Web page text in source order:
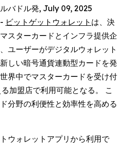
バドル発, July 09, 2025
ビットゲットウォレット は、決
スターカードとインフラ提供企
ユーザーがデジタルウォレット
しい暗号通貨連動型カードを発
界中でマスターカードを受け付
加盟店で利用可能となる。 こ
分野の利便性と効率性を高める
ウォレットアプリから利用で